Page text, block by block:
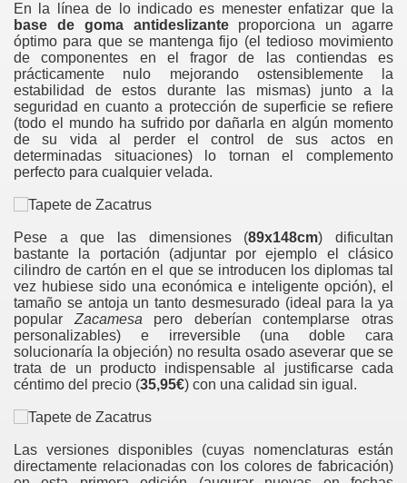
En la línea de lo indicado es menester enfatizar que la
base de goma antideslizanteproporciona un agarre
óptimo para que se mantenga fijo (el tedioso movimiento
de componentes en el fragor de las contiendas es
prácticamente nulo mejorando ostensiblemente la
estabilidad de estos durante las mismas) junto a la
seguridad en cuanto a protección de superficie se refiere
(todo el mundo ha sufrido por dañarla en algún momento
de su vida al perder el control de sus actos en
determinadas situaciones) lo tornan el complemento
perfecto para cualquier velada.
Pese a que las dimensiones (89x148cm) dificultan
bastante la portación (adjuntar por ejemplo el clásico
cilindro de cartón en el que se introducen los diplomas tal
vez hubiese sido una económica e inteligente opción), el
tamaño se antoja un tanto desmesurado (ideal para la ya
popular Zacamesa pero deberían contemplarse otras
personalizables) e irreversible (una doble cara
solucionaría la objeción) no resulta osado aseverar que se
trata de un producto indispensable al justificarse cada
céntimo del precio (35,95€) con una calidad sin igual.
Las versiones disponibles (cuyas nomenclaturas están
directamente relacionadas con los colores de fabricación)
de...